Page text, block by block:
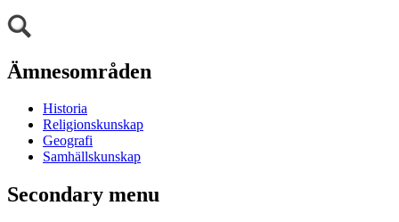
Ämnesområden
Historia
Religionskunskap
Geografi
Samhällskunskap
Secondary menu